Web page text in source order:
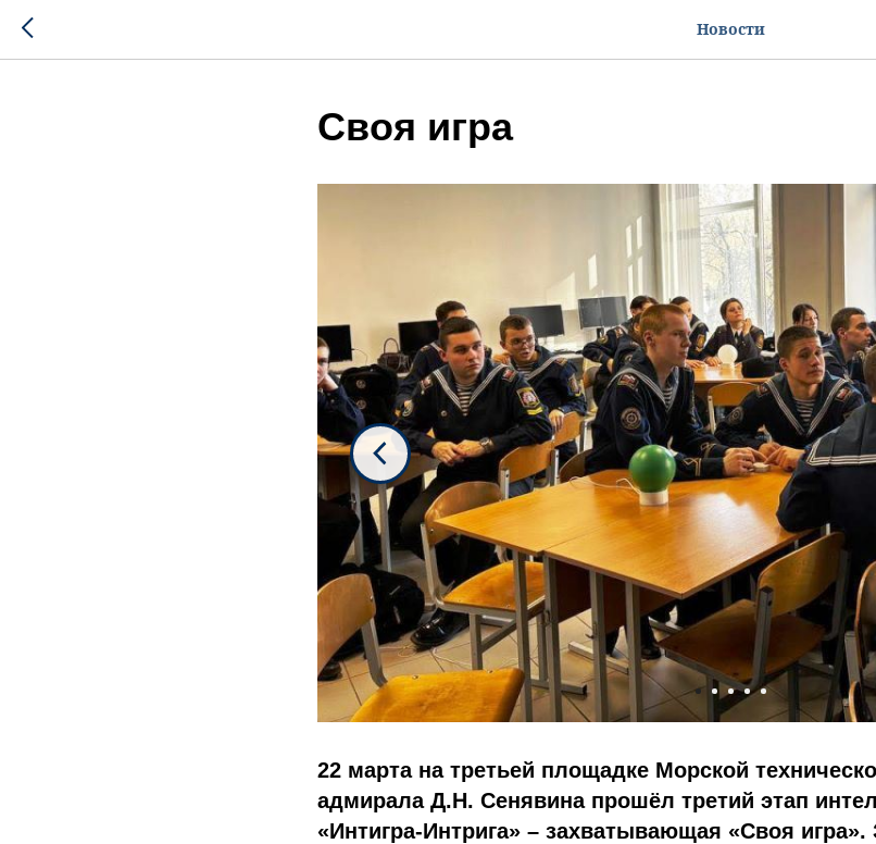
Новости
Своя игра
22 марта на третьей площадке Морской
адмирала Д.Н. Сенявина прошёл третий этап
«Интигра-Интрига» – захватывающая «Своя